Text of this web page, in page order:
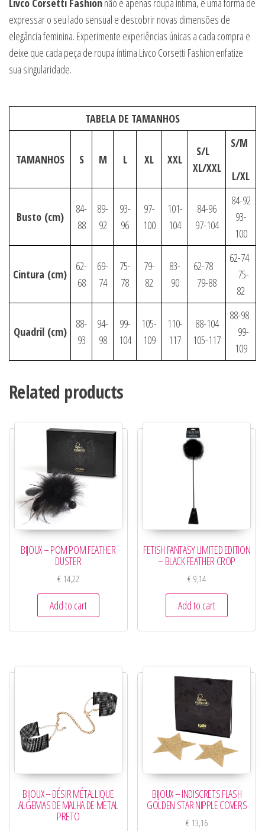
Livco Corsetti Fashionnão é apenas roupa íntima, é uma forma de
expressar o seu lado sensual e descobrir novas dimensões de
elegância feminina. Experimente experiências únicas a cada compra e
deixe que cada peça de roupa íntima Livco Corsetti Fashion enfatize
sua singularidade.
TABELA DE TAMANHOS
TAMANHOS S M L XL XXL
S/L
XL/XXL
S/M
L/XL
Busto (cm)
84-
88
89-
92
93-
96
97-
100
101-
104
84-96
97-104
84-92
93-
100
Cintura (cm)
62-
68
69-
74
75-
78
79-
82
83-
90
62-78
79-88
62-74
75-
82
Quadril (cm)
88-
93
94-
98
99-
104
105-
109
110-
117
88-104
105-117
88-98
99-
109
Related products
BIJOUX – POM POM FEATHER
DUSTER
€14,22
Add to cart
FETISH FANTASY LIMITED EDITION
– BLACK FEATHER CROP
€9,14
Add to cart
BIJOUX – DÉSIR MÉTALLIQUE
ALGEMAS DE MALHA DE METAL
PRETO
BIJOUX – INDISCRETS FLASH
GOLDEN STAR NIPPLE COVERS
€ 13,16